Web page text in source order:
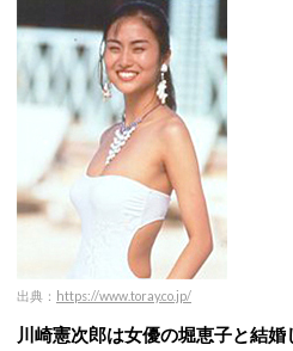
出典： https://www.toray.co.jp/
川崎憲次郎は女優の堀恵子と結婚